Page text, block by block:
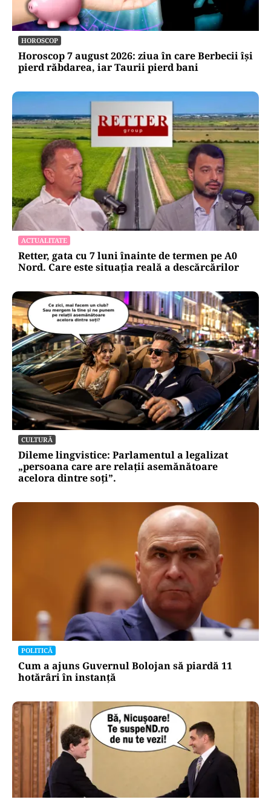
HOROSCOP
Horoscop 7 august 2026: ziua în care Berbecii își
pierd răbdarea, iar Taurii pierd bani
ACTUALITATE
Retter, gata cu 7 luni înainte de termen pe A0
Nord. Care este situația reală a descărcărilor
CULTURĂ
Dileme lingvistice: Parlamentul a legalizat
„persoana care are relații asemănătoare
acelora dintre soți”.
POLITICĂ
Cum a ajuns Guvernul Bolojan să piardă 11
hotărâri în instanță